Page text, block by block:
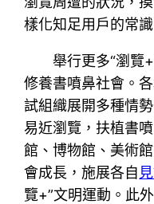
樣化知足用戶的常
舉行更多“瀏覽
修養書噴鼻社會。
試組織展開多種情
易近瀏覽，扶植書
館、博物館、美術
會成長，施展各自
覽+”文明運動。此